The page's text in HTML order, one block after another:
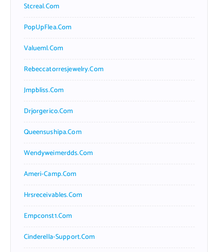
Stcreal.com
PopUpFlea.com
Valueml.com
Rebeccatorresjewelry.com
Jmpbliss.com
Drjorgerico.com
Queensushipa.com
Wendyweimerdds.com
Ameri-Camp.com
Hrsreceivables.com
Empconst1.com
Cinderella-Support.com